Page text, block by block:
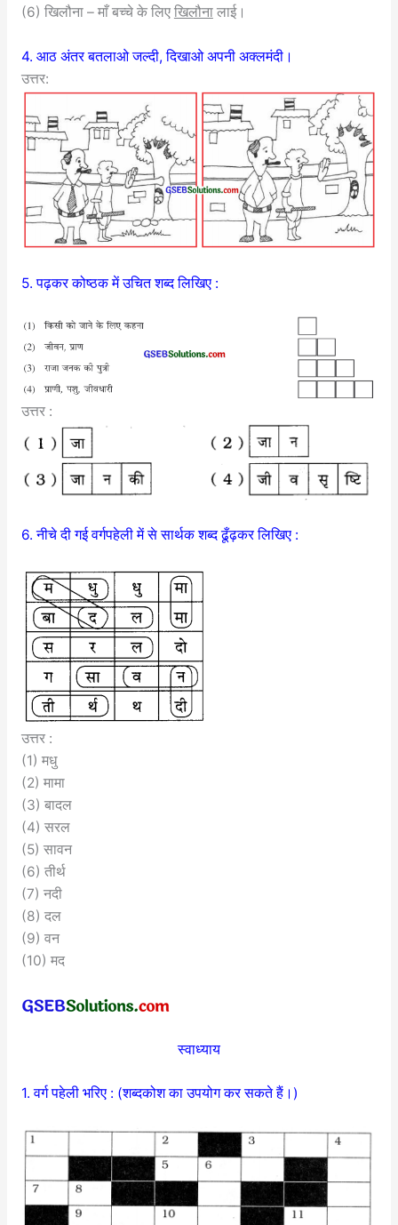
(6) खिलौना – माँ बच्चे के लिए खिलौनालाई।
4. आठ अंतर बतलाओ जल्दी, दिखाओ अपनी अक्लमंदी।
उत्तर:
5. पढ़कर कोष्ठक में उचित शब्द लिखिए :
उत्तर :
6. नीचे दी गई वर्गपहेली में से सार्थक शब्द ढूँढ़कर लिखिए :
उत्तर :
(1) मधु
(2) मामा
(3) बादल
(4) सरल
(5) सावन
(6) तीर्थ
(7) नदी
(8) दल
(9) वन
(10) मद
स्वाध्याय
1. वर्ग पहेली भरिए : (शब्दकोश का उपयोग कर सकते हैं।)